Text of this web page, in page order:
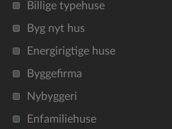
Billige typehuse
Byg nyt hus
Energirigtige huse
Byggefirma
Nybyggeri
Enfamiliehuse